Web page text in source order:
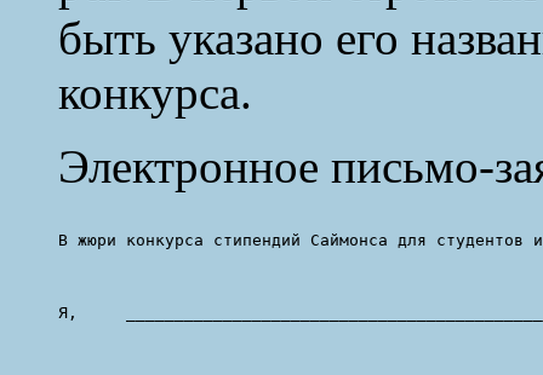
быть указано его
конкурса.
Электронное письмо-
В жюри конкурса стипендий Саймонса для студентов
Я,